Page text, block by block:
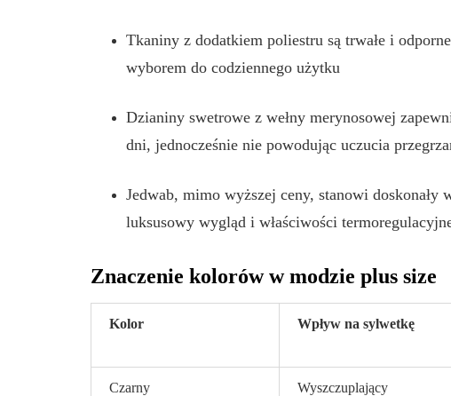
Tkaniny z dodatkiem poliestru są trwałe i
wyborem do codziennego użytku
Dzianiny swetrowe z wełny merynosowej
dni, jednocześnie nie powodując uczucia
Jedwab, mimo wyższej ceny, stanowi
luksusowy wygląd i właściwości
Znaczenie kolorów w modzie plus size
Kolor Wpływ na sylwetkę
Czarny Wyszczuplający